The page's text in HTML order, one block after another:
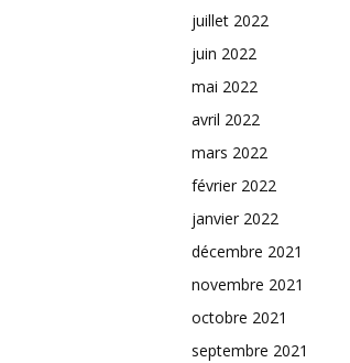
juillet 2022
juin 2022
mai 2022
avril 2022
mars 2022
février 2022
janvier 2022
décembre 2021
novembre 2021
octobre 2021
septembre 2021